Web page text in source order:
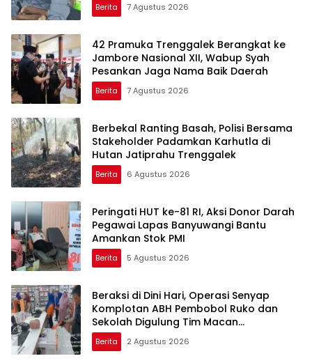
Berita 7 Agustus 2026
42 Pramuka Trenggalek Berangkat ke
Jambore Nasional XII, Wabup Syah
Pesankan Jaga Nama Baik Daerah
Berita 7 Agustus 2026
Berbekal Ranting Basah, Polisi Bersama
Stakeholder Padamkan Karhutla di
Hutan Jatiprahu Trenggalek
Berita 6 Agustus 2026
Peringati HUT ke-81 RI, Aksi Donor Darah
Pegawai Lapas Banyuwangi Bantu
Amankan Stok PMI
Berita 5 Agustus 2026
Beraksi di Dini Hari, Operasi Senyap
Komplotan ABH Pembobol Ruko dan
Sekolah Digulung Tim Macan
Blambangan
Berita 2 Agustus 2026